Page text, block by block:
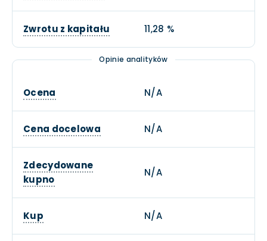
Zwrotu z kapitału 11,28 %
Opinie analityków
Ocena N/A
Cena docelowa N/A
Zdecydowane
kupno
N/A
Kup N/A